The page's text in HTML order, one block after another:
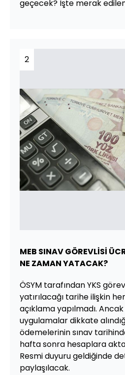
geçecek? İşte merak edilen
2
MEB SINAV GÖREVLİSİ
NE ZAMAN YATACAK?
ÖSYM tarafından YKS
yatırılacağı tarihe ilişkin
açıklama yapılmadı.
uygulamalar dikkate
ödemelerinin sınav
hafta sonra hesaplara
Resmi duyuru geldiğinde
paylaşılacak.